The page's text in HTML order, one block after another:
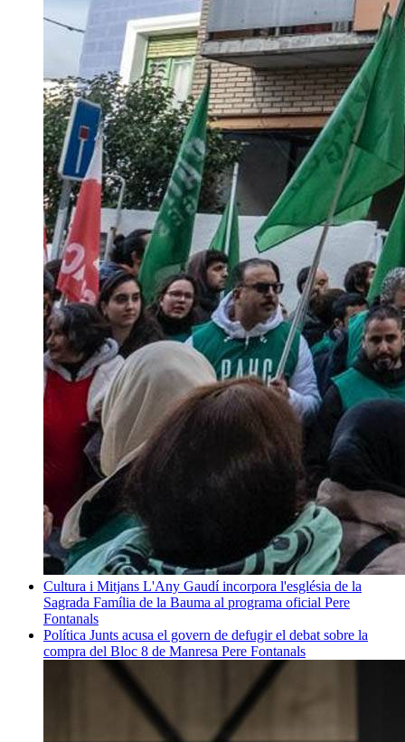
Cultura i Mitjans L'Any Gaudí incorpora l'església de la
Sagrada Família de la Bauma al programa oficial Pere
Fontanals
Política Junts acusa el govern de defugir el debat sobre la
compra del Bloc 8 de Manresa Pere Fontanals